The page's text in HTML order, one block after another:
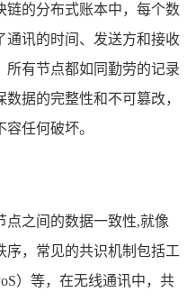
链的分布式账本中，每个数
通讯的时间、发送方和接收
所有节点都如同勤劳的记录
据的完整性和不可篡改，
任何破坏。
点之间的数据一致性,就像
序，常见的共识机制包括工
）等，在无线通讯中，共